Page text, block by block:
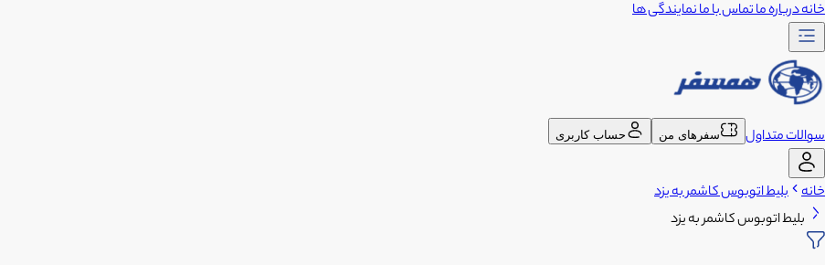
خانهدرباره ماتماس با مانمایندگی ها
سوالات متداول سفرهای من حساب کاربری
خانه بلیط اتوبوس کاشمر به یزد
بلیط اتوبوس کاشمر به یزد